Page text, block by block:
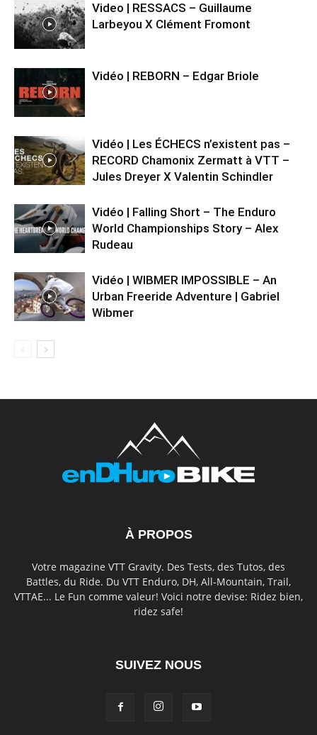
Video | RESSACS – Guillaume
Larbeyou X Clément Fromont
Vidéo | REBORN – Edgar Briole
Vidéo | Les ÉCHECS n’existent pas –
RECORD Chamonix Zermatt à VTT –
Jules Dreyer X Valentin Schindler
Vidéo | Falling Short – The Enduro
World Championships Story – Alex
Rudeau
Vidéo | WIBMER IMPOSSIBLE – An
Urban Freeride Adventure | Gabriel
Wibmer
À PROPOS
Votre magazine VTT Gravity. Des Tests, des Tutos, des
Battles, du Ride. Du VTT Enduro, DH, All-Mountain, Trail,
VTTAE... Le Fun comme valeur! Voici notre devise: Ridez bien,
ridez safe!
SUIVEZ NOUS